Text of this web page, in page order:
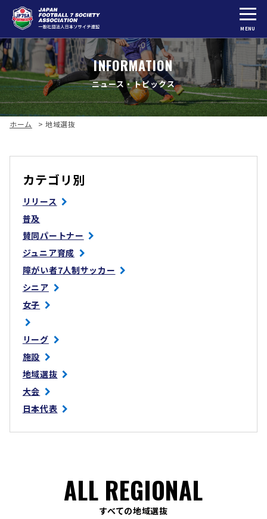
MENU
INFORMATION
ニュース・トピックス
ホーム > 地域選抜
カテゴリ別
リリース
普及
賛同パートナー
ジュニア育成
障がい者7人制サッカー
シニア
女子
リーグ
施設
地域選抜
大会
日本代表
ALL REGIONAL
すべての地域選抜